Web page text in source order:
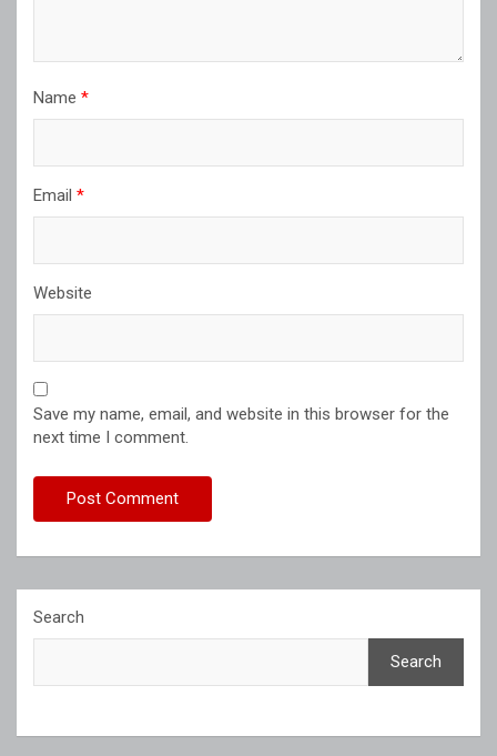
Name *
Email *
Website
Save my name, email, and website in this browser for the
next time I comment.
Search
Search